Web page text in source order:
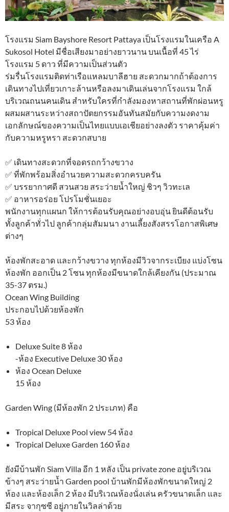
โรงแรม Siam Bayshore Resort Pattaya เป็นโรงแรมในเครือ A
Sukosol Hotel มีชื่อเสียงมาอย่างยาวนาน บนเนื้อที่ 45 ไร่
โรงแรม 5 ดาว ที่มีความเป็นส่วนตัว
ร่มรื่นโรงแรมติดท่าเรือแหลมบาลีฮาย สะดวกมากถ้าต้องการ
เดินทางไปเที่ยวเกาะล้านหรือลงมาเดินเล่นจากโรงแรม ใกล้
บริเวณถนนคนเดิน สำหรับใครที่กำลังมองหาสถานที่พักผ่อนหรู
ผสมผสานระหว่างสถาปัตยกรรมอันทันสมัยกับความงดงาม
เอกลักษณ์ของความเป็นไทยแบบเอเชียอย่างลงตัว ราคาคุ้มค่า
กับความหรูหรา สะดวกสบาย
✅️ เดินทางสะดวกที่จอดรถกว้างขวาง
✅️ ที่พักพร้อมสิ่งอำนวยความสะดวกครบครัน
✅️ บรรยากาศดี สวนสวย สระว่ายน้ำใหญ่ ชิวๆ วิวทะเล
✅️ อาหารอร่อย โปรโมชั่นเยอะ
พนักงานทุกแผนก ให้การต้อนรับคุณอย่างอบอุ่น ยินดีต้อนรับ
ทั้งลูกค้าทั่วไป ลูกค้ากลุ่มสัมมนา งานเลี้ยงสังสรรโอกาสพิเศษ
ต่างๆ
ห้องพักสะอาด และกว้างขวาง ทุกห้องมีวิวจากระเบียง แบ่งโซน
ห้องพัก ออกเป็น 2 โซน ทุกห้องมีขนาดใกล้เคียงกัน (ประมาณ
35-37 ตรม.)
Ocean Wing Building
ประกอบไปด้วยห้องพัก
53 ห้อง
Deluxe Suite 8 ห้อง
-ห้อง Executive Deluxe 30 ห้อง
ห้อง Ocean Deluxe
15 ห้อง
Garden Wing (มีห้องพัก 2 ประเภท) คือ
Tropical Deluxe Pool view 54 ห้อง
Tropical Deluxe Garden 160 ห้อง
ยังมีบ้านพัก Siam Villa อีก 1 หลัง เป็น private zone อยู่บริเวณ
ข้างๆ สระว่ายน้ำ Garden pool บ้านพักมีห้องพักขนาดใหญ่ 2
ห้อง และห้องเล็ก 2 ห้อง มีบริเวณห้องนั่งเล่น ครัวขนาดเล็ก และ
มีสระ จากุซซี อยู่ภายในวิลล่าด้วย